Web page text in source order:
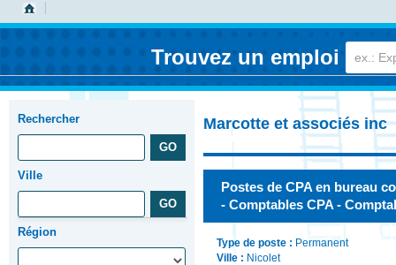
Trouvez un emploi
Rechercher
Ville
Région
Marcotte et associés inc
Postes de CPA en bureau
- Comptables CPA -
Type de poste : Permanent
Ville : Nicolet